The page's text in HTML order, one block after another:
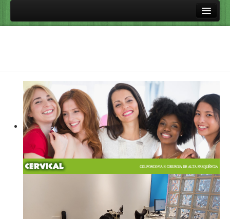
Cirurgia de Alta Frequência
Perguntas frequentes
Vacinas Contra HPV
HPV e Doenças Relacionadas
Doenças sexualmente transmissíveis
Links úteis
Fale Conosco